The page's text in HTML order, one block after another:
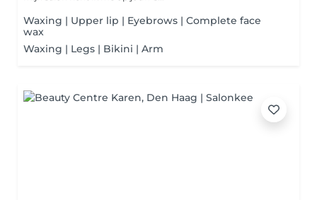
Waxing | Upper lip | Eyebrows | Complete face
wax
Waxing | Legs | Bikini | Arm